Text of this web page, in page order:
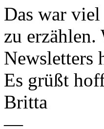
Das war
zu erzählen.
Newsletters
Es grüßt
Britta
—